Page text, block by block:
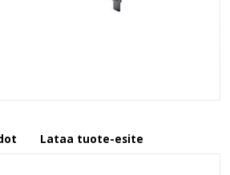
Lataa tuote-esite